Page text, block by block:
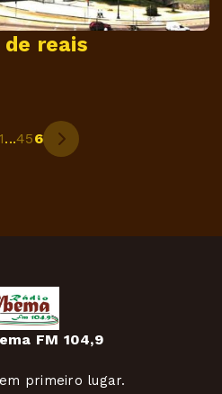
reais
1...456
FM 104,9
primeiro lugar.